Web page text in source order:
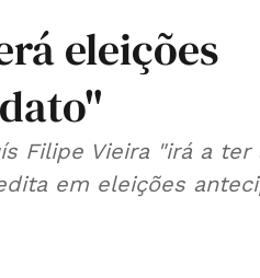
eleições
Filipe Vieira "irá a ter
em eleições